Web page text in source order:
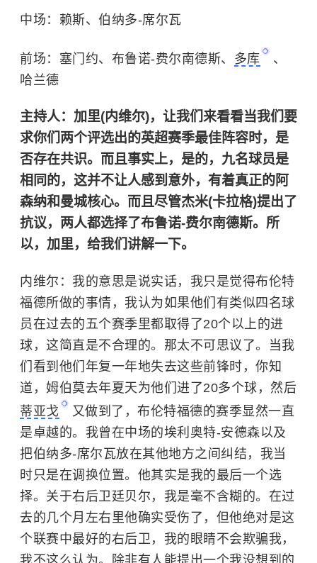
中场：赖斯、伯纳多-席尔瓦
前场：塞门约、布鲁诺-费尔南德斯、 多库
、
哈兰德
主持人：加里(内维尔)，让我们来看看当我们要
求你们两个评选出的英超赛季最佳阵容时，是
否存在共识。而且事实上，是的，九名球员是
相同的，这并不让人感到意外，有着真正的阿
森纳和曼城核心。而且尽管杰米(卡拉格)提出了
抗议，两人都选择了布鲁诺-费尔南德斯。所
以，加里，给我们讲解一下。
内维尔：我的意思是说实话，我只是觉得布伦特
福德所做的事情，我认为如果他们有类似四名球
员在过去的五个赛季里都取得了20个以上的进
球，这简直是不合理的。那太不可思议了。当我
们看到他们年复一年地失去这些前锋时，你知
道，姆伯莫去年夏天为他们进了20多个球，然后
蒂亚戈
又做到了，布伦特福德的赛季显然一直
是卓越的。我曾在中场的埃利奥特-安德森以及
把伯纳多-席尔瓦放在其他地方之间纠结，我当
时只是在调换位置。他其实是我的最后一个选
择。关于右后卫廷贝尔，我是毫不含糊的。在过
去的几个月左右里他确实受伤了，但他绝对是这
个联赛中最好的右后卫，我的眼睛不会欺骗我，
我不这么认为。除非有人能提出一个我没想到的